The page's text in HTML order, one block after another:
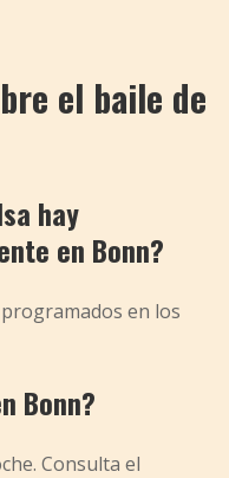
el baile de
hay
en Bonn?
en los
Bonn?
Consulta el